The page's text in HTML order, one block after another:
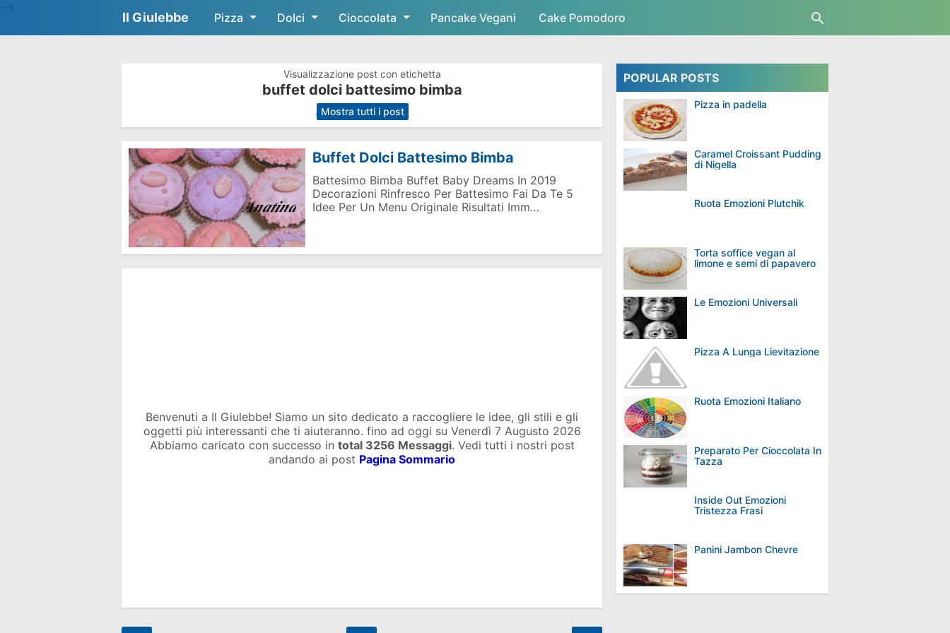
Skip to main content
Il Giulebbe Pizza Dolci Cioccolata Pancake Vegani Cake Pomodoro
Visualizzazione post con etichetta
buffet dolci battesimo bimba
. Mostra tutti i post
Buffet Dolci Battesimo Bimba
Battesimo Bimba Buffet Baby Dreams In 2019
Decorazioni Rinfresco Per Battesimo Fai Da Te 5
Idee Per Un Menu Originale Risultati Imm…
Benvenuti a Il Giulebbe! Siamo un sito dedicato a raccogliere le idee, gli stili e gli
oggetti più interessanti che ti aiuteranno. fino ad oggi su Venerdì 7 Augusto 2026
Abbiamo caricato con successo in total 3256 Messaggi. Vedi tutti i nostri post
andando ai post Pagina Sommario
POPULAR POSTS
Pizza in padella
Caramel Croissant Pudding
di Nigella
Ruota Emozioni Plutchik
Torta soffice vegan al
limone e semi di papavero
Le Emozioni Universali
Pizza A Lunga Lievitazione
Ruota Emozioni Italiano
Preparato Per Cioccolata In
Tazza
Inside Out Emozioni
Tristezza Frasi
Panini Jambon Chevre